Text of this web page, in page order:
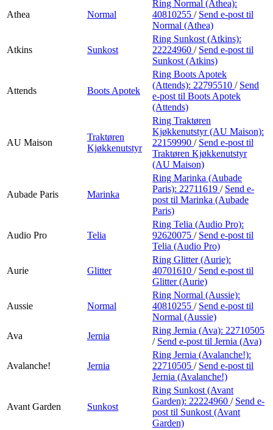
Athea Normal
Ring Normal (Athea):
40810255 / Send e-post til
Normal (Athea)
Atkins Sunkost
Ring Sunkost (Atkins):
22224960 / Send e-post til
Sunkost (Atkins)
Attends Boots Apotek
Ring Boots Apotek
(Attends): 22795510 / Send
e-post til Boots Apotek
(Attends)
AU Maison
Traktøren
Kjøkkenutstyr
Ring Traktøren
Kjøkkenutstyr (AU Maison):
22159990 / Send e-post til
Traktøren Kjøkkenutstyr
(AU Maison)
Aubade Paris Marinka
Ring Marinka (Aubade
Paris): 22711619 / Send e-
post til Marinka (Aubade
Paris)
Audio Pro Telia
Ring Telia (Audio Pro):
92620075 / Send e-post til
Telia (Audio Pro)
Aurie Glitter
Ring Glitter (Aurie):
40701610 / Send e-post til
Glitter (Aurie)
Aussie Normal
Ring Normal (Aussie):
40810255 / Send e-post til
Normal (Aussie)
Ava
Jernia
Ring Jernia (Ava): 22710505
/ Send e-post til Jernia (Ava)
Avalanche! Jernia
Ring Jernia (Avalanche!):
22710505 / Send e-post til
Jernia (Avalanche!)
Avant Garden Sunkost
Ring Sunkost (Avant
Garden): 22224960 / Send e-
post til Sunkost (Avant
Garden)